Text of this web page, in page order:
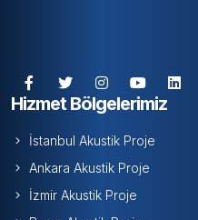
Hizmet Bölgelerimiz
İstanbul Akustik Proje
Ankara Akustik Proje
İzmir Akustik Proje